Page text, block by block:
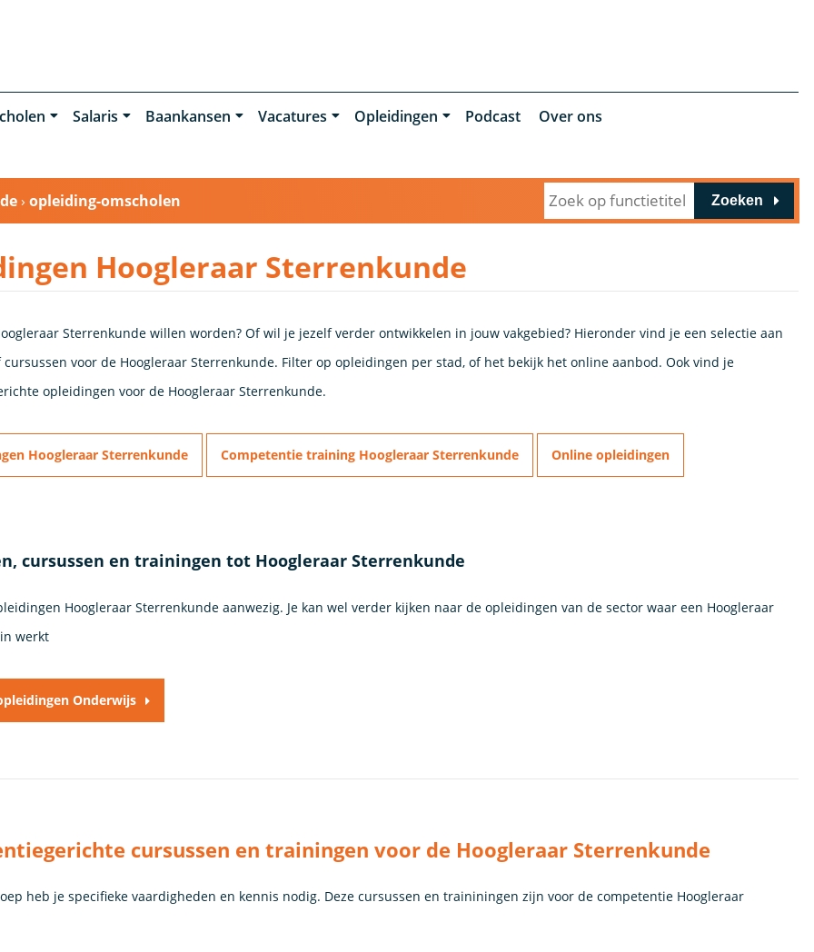
Salaris Baankansen Vacatures Opleidingen Podcast
Over ons
› opleiding-omscholen Zoeken
Hoogleraar Sterrenkunde
Sterrenkunde willen worden? Of wil je jezelf verder ontwikkelen in jouw vakgebied? Hieronder vind je een selectie aan
voor de Hoogleraar Sterrenkunde. Filter op opleidingen per stad, of het bekijk het online aanbod. Ook vind je
opleidingen voor de Hoogleraar Sterrenkunde.
Hoogleraar Sterrenkunde Competentie training Hoogleraar Sterrenkunde Online opleidingen
cursussen en trainingen tot Hoogleraar Sterrenkunde
Hoogleraar Sterrenkunde aanwezig. Je kan wel verder kijken naar de opleidingen van de sector waar een Hoogleraar
werkt
Onderwijs
cursussen en trainingen voor de Hoogleraar Sterrenkunde
heb je specifieke vaardigheden en kennis nodig. Deze cursussen en traininingen zijn voor de competentie Hoogleraar